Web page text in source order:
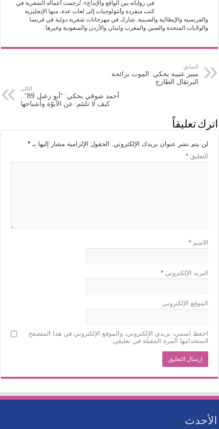
في رواياته بين الواقع والإبداع». تُرجمت أعماله الشعرية في
كتب منفردة وأنثولوجيات إلى لغات عدة، منها الإنجليزية
والفرنسية والإيطالية والصينية. شارك في مهرجانات شعرية دولية في فرنسا
والولايات المتحدة والصين والمغرب ولبنان والأردن والسعودية وغيرها.
السابق
منير عتيبة يحكي: الموت برائحة
البرتقال الطازج
التالي
أحمد شوقي يحكي: “أبو زعبل 89”..
كيف لا تلتئم: عن الأبوّة وأشباحها
اترك تعليقاً
لن يتم نشر عنوان بريدك الإلكتروني. الحقول الإلزامية مشار إليها بـ*
التعليق*
الاسم*
البريد الإلكتروني*
الموقع الإلكتروني
احفظ اسمي، بريدي الإلكتروني، والموقع الإلكتروني في هذا المتصفح
لاستخدامها المرة المقبلة في تعليقي.
الأحدث